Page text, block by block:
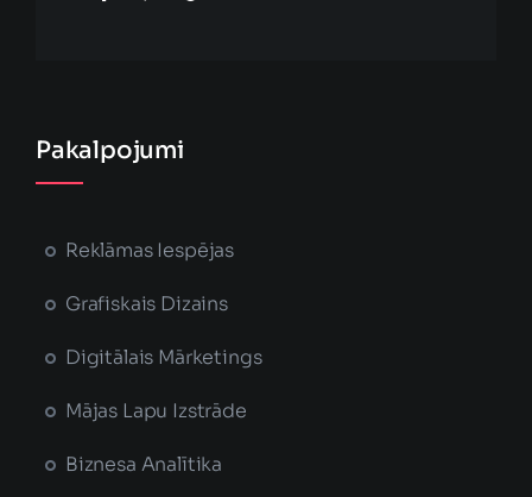
Pakalpojumi
Reklāmas Iespējas
Grafiskais Dizains
Digitālais Mārketings
Mājas Lapu Izstrāde
Biznesa Analītika